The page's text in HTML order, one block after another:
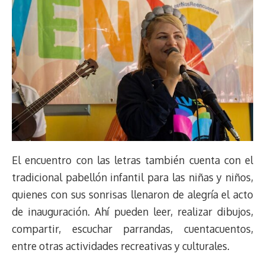
El encuentro con las letras también cuenta con el
tradicional pabellón infantil para las niñas y niños,
quienes con sus sonrisas llenaron de alegría el acto
de inauguración. Ahí pueden leer, realizar dibujos,
compartir, escuchar parrandas, cuentacuentos,
entre otras actividades recreativas y culturales.